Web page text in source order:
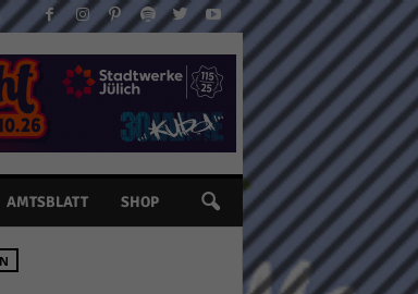
AMTSBLATT SHOP